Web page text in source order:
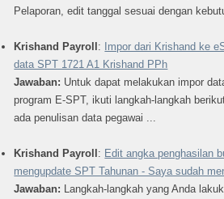
Pelaporan, edit tanggal sesuai dengan
Krishand Payroll: Impor dari Krishand ke
data SPT 1721 A1 Krishand PPh
Jawaban: Untuk dapat melakukan impor
program E-SPT, ikuti langkah-langkah
ada penulisan data pegawai ...
Krishand Payroll: Edit angka penghasilan
mengupdate SPT Tahunan - Saya sudah
Jawaban: Langkah-langkah yang Anda